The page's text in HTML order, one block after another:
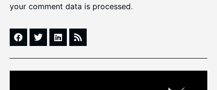
your comment data is processed.